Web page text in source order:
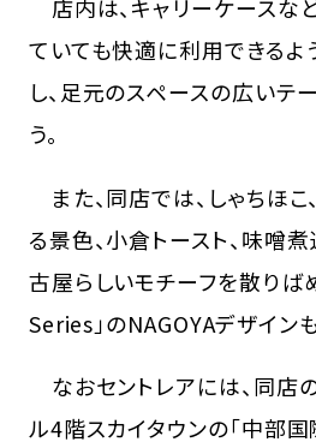
店内は、キャリーケースな
ていても快適に利用できるよ
し、足元のスペースの広いテ
う。
また、同店では、しゃちほ
る景色、小倉トースト、味噌
古屋らしいモチーフを散りば
Series」のNAGOYAデザイン
なおセントレアには、同店
ル4階スカイタウンの「中部